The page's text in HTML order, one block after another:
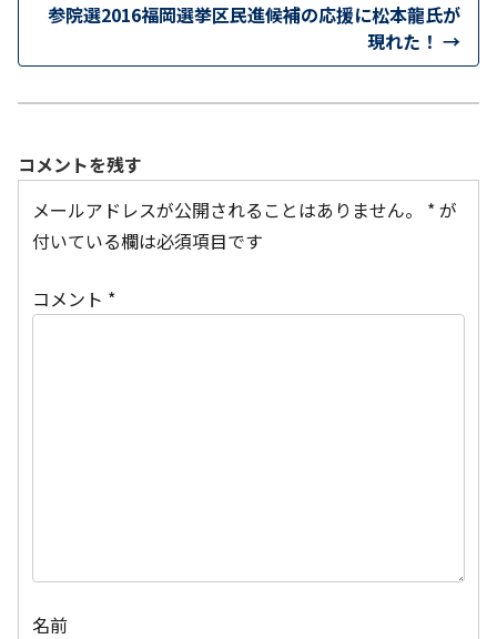
参院選2016福岡選挙区民進候補の応援に松本龍氏が
現れた！ →
コメントを残す
メールアドレスが公開されることはありません。
*が
付いている欄は必須項目です
コメント *
名前